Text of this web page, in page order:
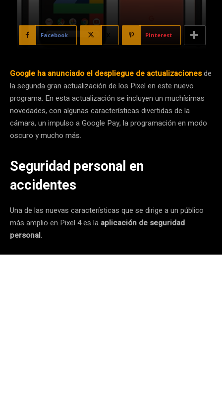
Facebook Pinterest
Google ha anunciado el despliegue de actualizacionesde
la segunda gran actualización de los Pixel en este nuevo
programa. En esta actualización se incluyen un muchísimas
novedades, con algunas características divertidas de la
cámara, un impulso a Google Pay, la programación en modo
oscuro y mucho más.
Seguridad personal en
accidentes
Una de las nuevas características que se dirige a un público
más amplio en Pixel 4 es la aplicación de seguridad
personal.